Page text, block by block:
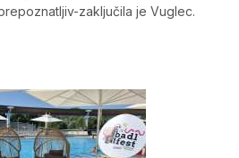
zaključila je Vuglec.